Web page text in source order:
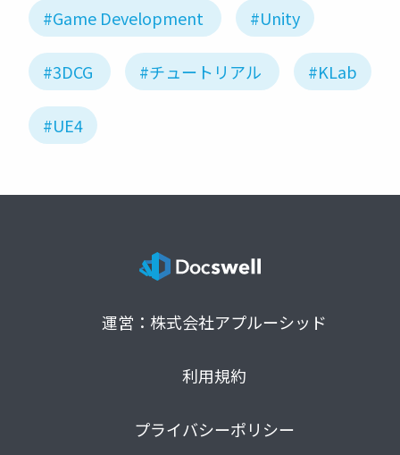
#Game Development #Unity
#3DCG #チュートリアル #KLab
#UE4
運営：株式会社アプルーシッド
利用規約
プライバシーポリシー